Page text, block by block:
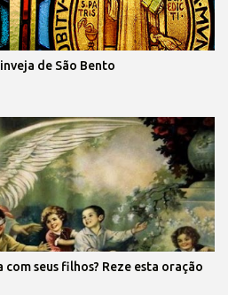
de São Bento
seus filhos? Reze esta oração